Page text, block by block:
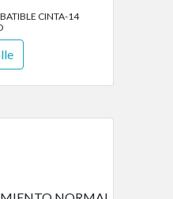
CINTA-14